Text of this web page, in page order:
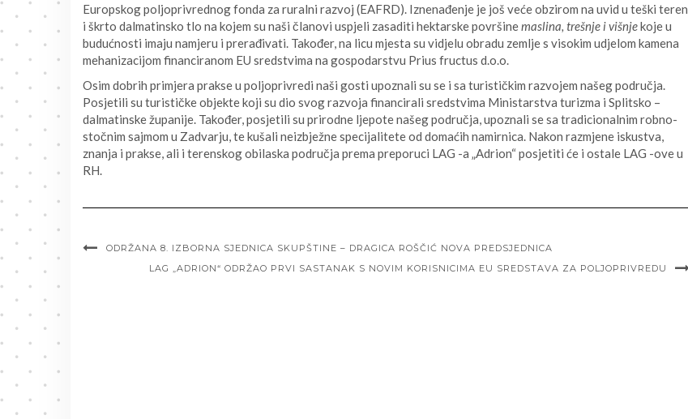
Europskog poljoprivrednog fonda za ruralni razvoj (EAFRD). Iznenađenje je još veće obzirom na uvid u teški teren
i škrto dalmatinsko tlo na kojem su naši članovi uspjeli zasaditi hektarske površinemaslina, trešnje i višnjekoje u
budućnosti imaju namjeru i prerađivati. Također, na licu mjesta su vidjelu obradu zemlje s visokim udjelom kamena
mehanizacijom financiranom EU sredstvima na gospodarstvu Prius fructus d.o.o.
Osim dobrih primjera prakse u poljoprivredi naši gosti upoznali su se i sa turističkim razvojem našeg područja.
Posjetili su turističke objekte koji su dio svog razvoja financirali sredstvima Ministarstva turizma i Splitsko –
dalmatinske županije. Također, posjetili su prirodne ljepote našeg područja, upoznali se sa tradicionalnim robno-
stočnim sajmom u Zadvarju, te kušali neizbježne specijalitete od domaćih namirnica. Nakon razmjene iskustva,
znanja i prakse, ali i terenskog obilaska područja prema preporuci LAG -a „Adrion“ posjetiti će i ostale LAG -ove u
RH.
ODRŽANA 8. IZBORNA SJEDNICA SKUPŠTINE – DRAGICA ROŠČIĆ NOVA PREDSJEDNICA
LAG „ADRION“ ODRŽAO PRVI SASTANAK S NOVIM KORISNICIMA EU SREDSTAVA ZA POLJOPRIVREDU